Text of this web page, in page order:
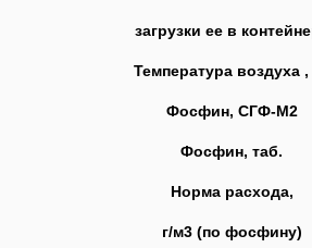
загрузки ее в
Температура воздуха ,
Фосфин, СГФ-М2
Фосфин, таб.
Норма расхода,
г/м3 (по фосфину)